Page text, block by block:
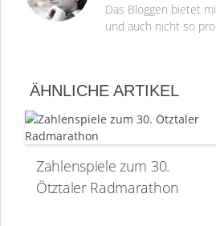
Das Bloggen bietet
und auch nicht so
ÄHNLICHE ARTIKEL
Zahlenspiele zum 30.
Ötztaler Radmarathon